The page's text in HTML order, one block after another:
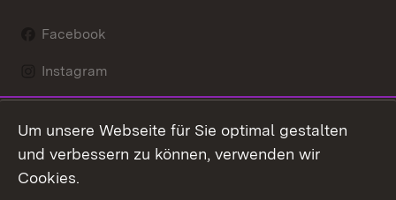
Facebook
Instagram
Mastodon
Youtube
Um unsere Webseite für Sie optimal gestalten
und verbessern zu können, verwenden wir
Cookies.